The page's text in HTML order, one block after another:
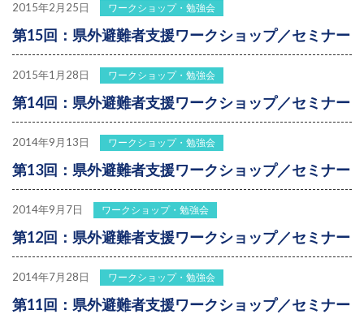
2015年2月25日 ワークショップ・勉強会
第15回：県外避難者支援ワークショップ／セミナー
2015年1月28日 ワークショップ・勉強会
第14回：県外避難者支援ワークショップ／セミナー
2014年9月13日 ワークショップ・勉強会
第13回：県外避難者支援ワークショップ／セミナー
2014年9月7日 ワークショップ・勉強会
第12回：県外避難者支援ワークショップ／セミナー
2014年7月28日 ワークショップ・勉強会
第11回：県外避難者支援ワークショップ／セミナー